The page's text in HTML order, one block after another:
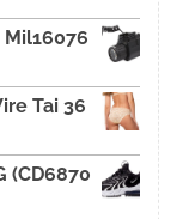
Tai 36
(CD6870